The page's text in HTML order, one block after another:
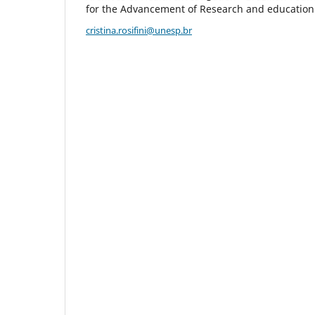
for the Advancement of Research and education
cristina.rosifini@unesp.br